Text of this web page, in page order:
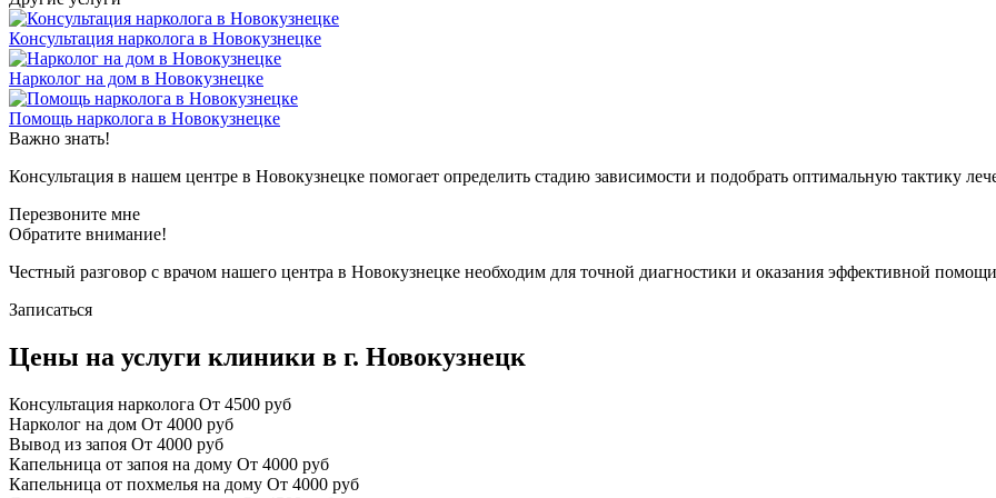
Консультация нарколога в Новокузнецке
Нарколог на дом в Новокузнецке
Помощь нарколога в Новокузнецке
Важно знать!
Консультация в нашем центре в Новокузнецке помогает определить стадию зависимости и подобрать оптимальную тактику
Перезвоните мне
Обратите внимание!
Честный разговор с врачом нашего центра в Новокузнецке необходим для точной диагностики и оказания эффективной
Записаться
Цены на услуги клиники в г. Новокузнецк
Консультация нарколога От 4500 руб
Нарколог на дом От 4000 руб
Вывод из запоя От 4000 руб
Капельница от запоя на дому От 4000 руб
Капельница от похмелья на дому От 4000 руб